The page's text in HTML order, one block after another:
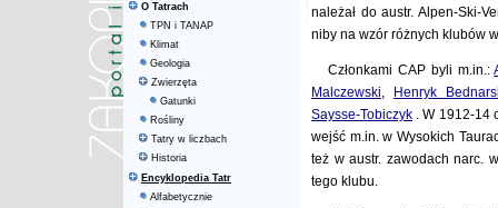
O Tatrach
TPN i TANAP
Klimat
Geologia
Zwierzęta
Gatunki
Rośliny
Tatry w liczbach
Historia
Encyklopedia Tatr
Alfabetycznie
należał do austr. Alpen-Ski-
niby na wzór różnych klubów
Członkami CAP byli m.in.:
Malczewski,
Henryk
Saysse-Tobiczyk . W 1912-14
wejść m.in. w Wysokich
też w austr. zawodach narc.
tego klubu.